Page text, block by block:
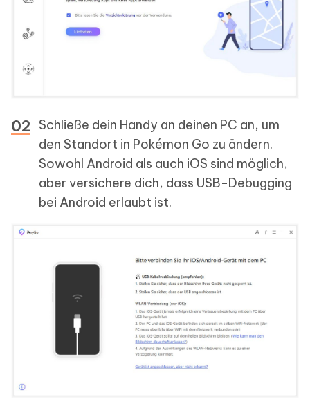
Schließe dein Handy an deinen PC an, um
den Standort in Pokémon Go zu ändern.
Sowohl Android als auch iOS sind möglich,
aber versichere dich, dass USB-Debugging
bei Android erlaubt ist.